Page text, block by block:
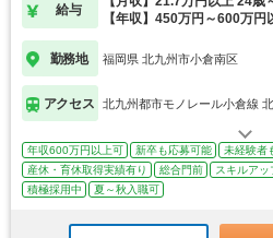
給与
【年収】450万円～600万
勤務地 福岡県 北九州市小倉南区
アクセス 北九州都市モノレール小倉線
年収600万円以上可 新卒も応募可能 未経験者
産休・育休取得実績有り
総合門前 スキルアッ
積極採用中
夏～秋入職可